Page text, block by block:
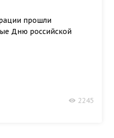
прошли
Дню российской
2245